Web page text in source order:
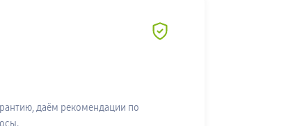
даём рекомендации по